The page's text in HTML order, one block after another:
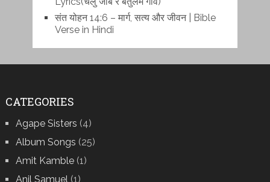
संत योहन 14:6 – मार्ग, सत्य और जीवन | Bible
Verse in Hindi
CATEGORIES
Agape Sisters (4)
Album Songs (25)
Amit Kamble(1)
Anil Samuel (1)